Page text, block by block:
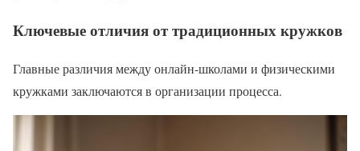
Ключевые отличия от традиционных кружков
Главные различия между онлайн-школами и физическими
кружками заключаются в организации процесса.